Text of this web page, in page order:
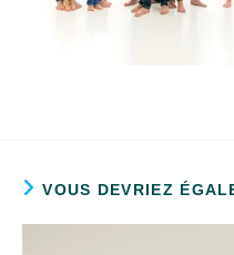
VOUS DEVRIEZ